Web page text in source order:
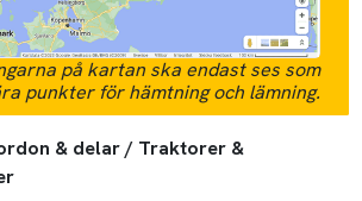
på kartan ska endast ses som
punkter för hämtning och lämning.
& delar / Traktorer &